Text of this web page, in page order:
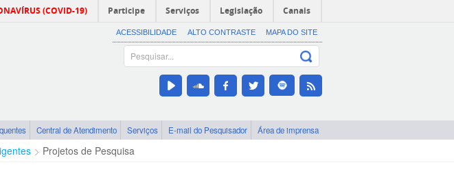
(COVID-19) Participe Serviços Legislação Canais
ACESSIBILIDADE ALTO CONTRASTE MAPA DO SITE
Central de Atendimento Serviços E-mail do Pesquisador Área de imprensa
Projetos de Pesquisa